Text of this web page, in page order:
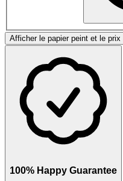
Afficher le papier peint et le prix
100% Happy Guarantee